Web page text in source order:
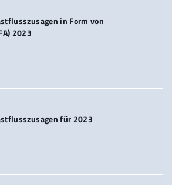
in Form von
2023
für 2023